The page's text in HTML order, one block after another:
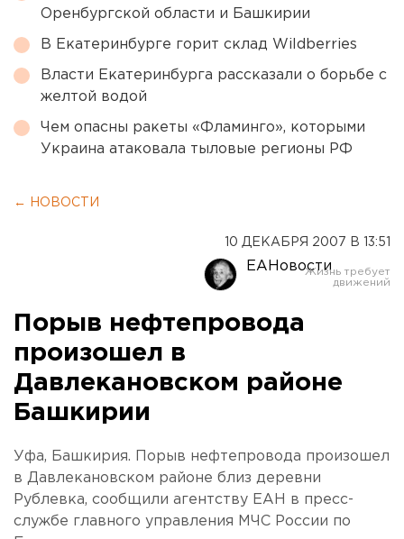
Оренбургской области и Башкирии
В Екатеринбурге горит склад Wildberries
Власти Екатеринбурга рассказали о борьбе с
желтой водой
Чем опасны ракеты «Фламинго», которыми
Украина атаковала тыловые регионы РФ
← НОВОСТИ
10 ДЕКАБРЯ 2007 В 13:51
ЕАНовости
Порыв нефтепровода
произошел в
Давлекановском районе
Башкирии
Уфа, Башкирия. Порыв нефтепровода произошел
в Давлекановском районе близ деревни
Рублевка, сообщили агентству ЕАН в пресс-
службе главного управления МЧС России по